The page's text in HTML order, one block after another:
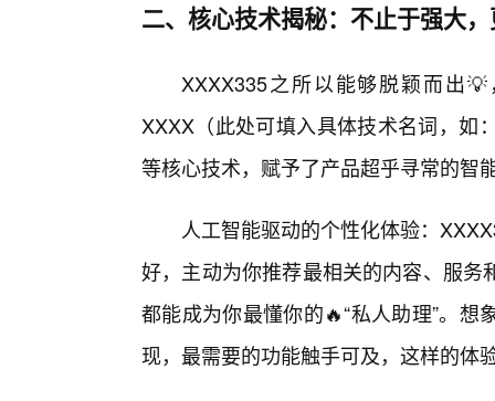
二、核心技术揭秘：不止于强大
XXXX335之所以能够脱颖而出
XXXX（此处可填入具体技术名词，如
等核心技术，赋予了产品超乎寻常的智
人工智能驱动的个性化体验：
好，主动为你推荐最相关的内容、服
都能成为你最懂你的🔥“私人助理”。
现，最需要的功能触手可及，这样的体